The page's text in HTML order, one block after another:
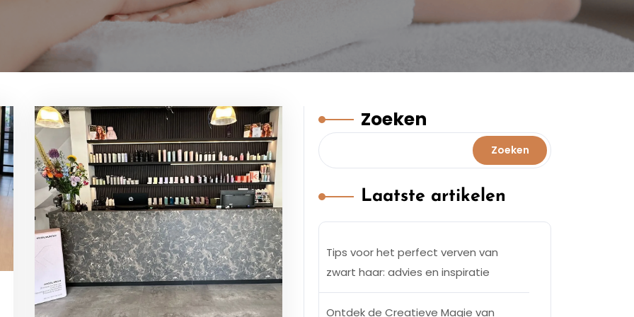
Zoeken
Zoeken
Laatste artikelen
Tips voor het perfect verven van
zwart haar: advies en inspiratie
Ontdek de Creatieve Magie van